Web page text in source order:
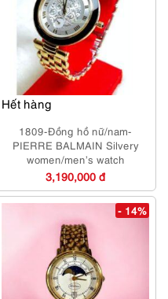
Hết hàng
1809-Đồng hồ nữ/nam-
PIERRE BALMAIN Silvery
women/men’s watch
3,190,000 đ
- 14%